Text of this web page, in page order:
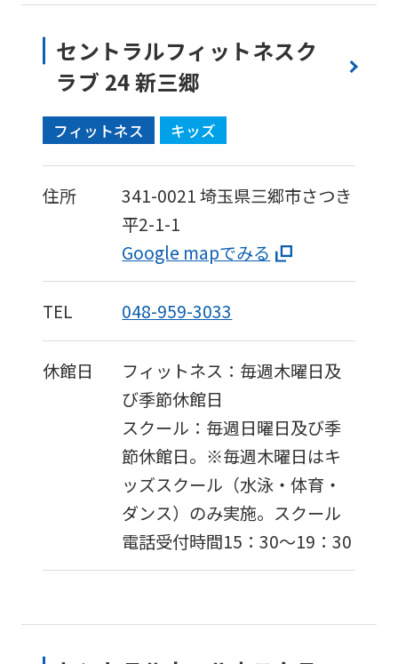
セントラルフィットネスク
ラブ 24 新三郷
フィットネス キッズ
住所 341-0021埼玉県三郷市さつき
平2-1-1
Google mapでみる
TEL 048-959-3033
休館日
フィットネス：毎週木曜日及
び季節休館日
スクール：毎週日曜日及び季
節休館日。※毎週木曜日はキ
ッズスクール（水泳・体育・
ダンス）のみ実施。スクール
電話受付時間15：30～19：30